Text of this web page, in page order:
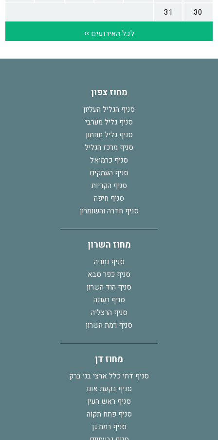
מחוז צפון
סניף הגליל העליון
סניף גליל מערבי
סניף גליל תחתון
סניף מרכז הגליל
סניף כרמיאל
סניף העמקים
סניף הקריות
סניף חיפה
סניף חדרה והשומרון
מחוז השרון
סניף נתניה
סניף כפר סבא
סניף הוד השרון
סניף רעננה
סניף הרצליה
סניף רמת השרון
מחוז דן
סניף דתי כלל ארצי בני ברק
סניף בקעת אונו
סניף ראש העין
סניף פתח תקוה
סניף רמת גן